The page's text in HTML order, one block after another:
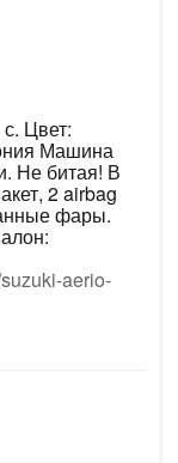
Цвет:
Машина
Не битая! В
2 airbag
фары.
aerio-